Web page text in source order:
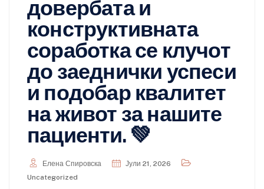
довербата и
конструктивната
соработка се клучот
до заеднички успеси
и подобар квалитет
на живот за нашите
пациенти. 💚
Елена Спировска
Јули 21, 2026
Uncategorized